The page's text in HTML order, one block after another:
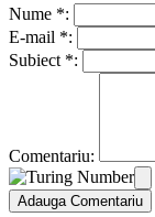
Nume *:
E-mail *:
Subiect *:
Comentariu: